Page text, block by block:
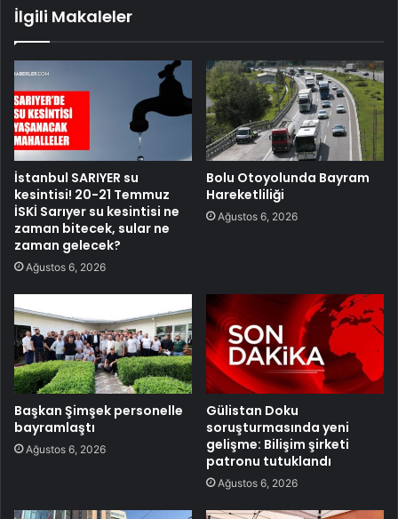
İlgili Makaleler
İstanbul SARIYER su
kesintisi! 20-21 Temmuz
İSKİ Sarıyer su kesintisi ne
zaman bitecek, sular ne
zaman gelecek?
Ağustos 6, 2026
Bolu Otoyolunda Bayram
Hareketliliği
Ağustos 6, 2026
Başkan Şimşek personelle
bayramlaştı
Ağustos 6, 2026
Gülistan Doku
soruşturmasında yeni
gelişme: Bilişim şirketi
patronu tutuklandı
Ağustos 6, 2026